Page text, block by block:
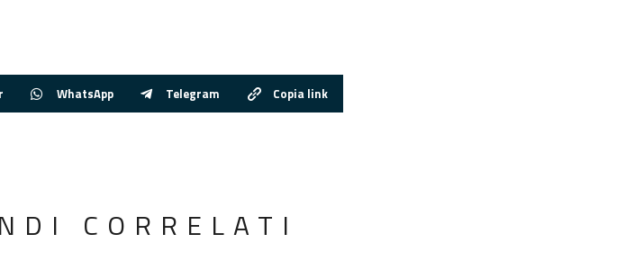
WhatsApp Telegram Copia link
CORRELATI